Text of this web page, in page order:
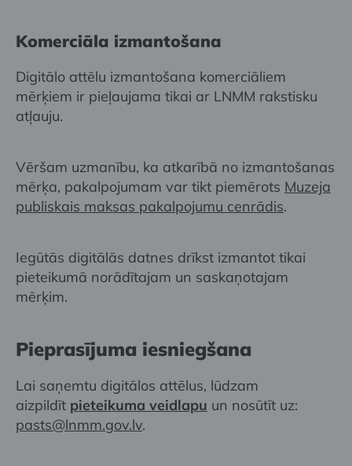
Komerciāla izmantošana
Digitālo attēlu izmantošana komerciāliem
mērķiem ir pieļaujama tikai ar LNMM rakstisku
atļauju.
Vēršam uzmanību, ka atkarībā no izmantošanas
mērķa, pakalpojumam var tikt piemērots Muzeja
publiskais maksas pakalpojumu cenrādis.
Iegūtās digitālās datnes drīkst izmantot tikai
pieteikumā norādītajam un saskaņotajam
mērķim.
Pieprasījuma iesniegšana
Lai saņemtu digitālos attēlus, lūdzam
aizpildīt pieteikuma veidlapu un nosūtīt uz:
pasts@lnmm.gov.lv.